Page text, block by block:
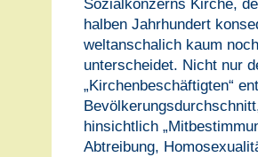
Sozialkonzerns Kirche,
halben Jahrhundert
weltanschalich kaum
unterscheidet. Nicht nur
„Kirchenbeschäftigten“
hinsichtlich
Abtreibung,